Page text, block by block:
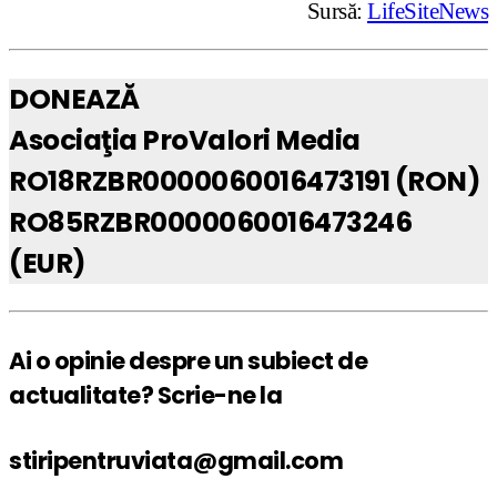
Sursă: LifeSiteNews
DONEAZĂ
Asociaţia ProValori Media
RO18RZBR0000060016473191 (RON)
RO85RZBR0000060016473246
(EUR)
Ai o opinie despre un subiect de
actualitate? Scrie-ne la
stiripentruviata@gmail.com